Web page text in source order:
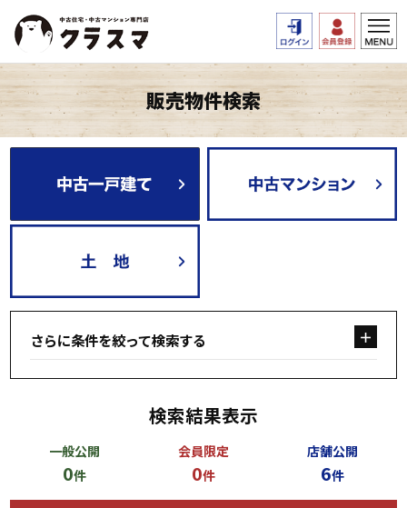
販売物件検索
さらに条件を絞って検索する
検索結果表示
一般公開
0件
会員限定
0件
店舗公開
6件